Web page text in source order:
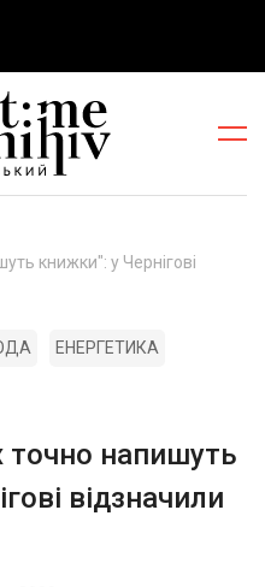
книжки": у Чернігові
ЕНЕРГЕТИКА
точно напишуть
відзначили